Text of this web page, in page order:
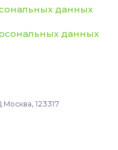
данных
данных
Москва, 123317